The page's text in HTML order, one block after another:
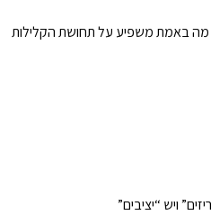
ויש “יציבים”